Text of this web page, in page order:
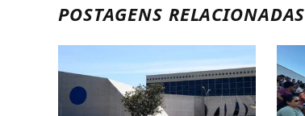
POSTAGENS RELACIONADAS